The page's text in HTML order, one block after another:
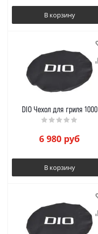
В корзину
DIO Чехол для гриля 1000
6 980 руб
В корзину